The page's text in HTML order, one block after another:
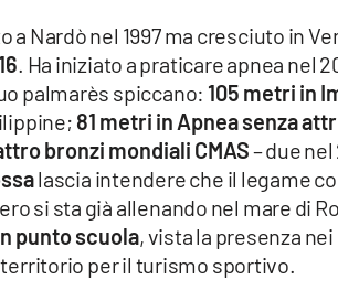
a Nardò nel 1997 ma cresciuto in
. Ha iniziato a praticare apnea nel
palmarès spiccano: 105 metri in
81 metri in Apnea senza
bronzi mondiali CMAS– due
lascia intendere che il legame
si sta già allenando nel mare di
punto scuola, vista la presenza
territorio per il turismo sportivo.